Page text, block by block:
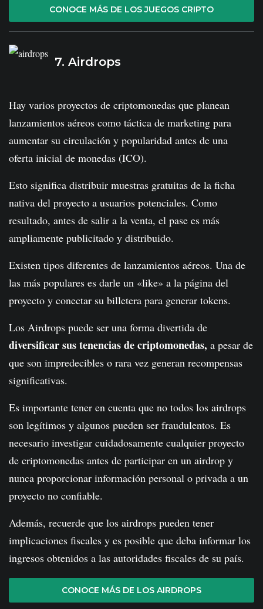
CONOCE MÁS DE LOS JUEGOS CRIPTO
7. Airdrops
Hay varios proyectos de criptomonedas que planean
lanzamientos aéreos como táctica de marketing para
aumentar su circulación y popularidad antes de una
oferta inicial de monedas (ICO).
Esto significa distribuir muestras gratuitas de la ficha
nativa del proyecto a usuarios potenciales. Como
resultado, antes de salir a la venta, el pase es más
ampliamente publicitado y distribuido.
Existen tipos diferentes de lanzamientos aéreos. Una de
las más populares es darle un «like» a la página del
proyecto y conectar su billetera para generar tokens.
Los Airdrops puede ser una forma divertida de
diversificar sus tenencias de criptomonedas, a pesar de
que son impredecibles o rara vez generan recompensas
significativas.
Es importante tener en cuenta que no todos los airdrops
son legítimos y algunos pueden ser fraudulentos. Es
necesario investigar cuidadosamente cualquier proyecto
de criptomonedas antes de participar en un airdrop y
nunca proporcionar información personal o privada a un
proyecto no confiable.
Además, recuerde que los airdrops pueden tener
implicaciones fiscales y es posible que deba informar los
ingresos obtenidos a las autoridades fiscales de su país.
CONOCE MÁS DE LOS AIRDROPS